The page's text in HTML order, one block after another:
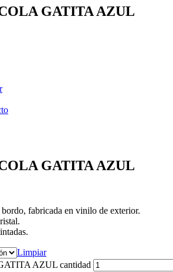
GATITA AZUL
GATITA AZUL
bordo, fabricada en vinilo de exterior.
Limpiar
AZUL cantidad